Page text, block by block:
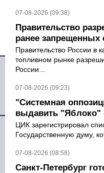
07-08-2026 (09:38)
Правительство
ранее запрещенных
Правительство России в
топливном рынке
России...
07-08-2026 (09:23)
"Системная
выдавить "Яблоко"
ЦИК зарегистрировал
Государственную думу,
07-08-2026 (08:58)
Санкт-Петербург